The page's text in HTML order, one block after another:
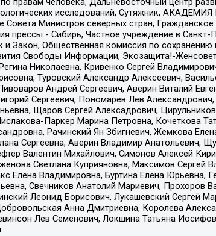
исследований, Сутяжник,
Совета Министров северных стран,
прессы - Сибирь, Частное учреждение в
Закон, Общественная комиссия по
Свободы Информации, Экозащита!-
Николаевна, Кривенко Сергей
Туровский Александр Алексеевич,
Андрей Сергеевич, Аверин Виталий
Сергеевич, Пономарев Лев
Щаров Сергей Алексадрович,
Паркер Марина Петровна, Кочеткова
Рачинский Ян Збигневич, Жемкова
Сергеевна, Аверин Владимир Анатольевич,
Валентин Михайлович, Симонов Алексей
Светлана Куприяновна, Максимов Сергей
Елена Владимировна, Буртина Елена
Свечников Анатолий Мариевич, Прохоров
Леонид Борисович, Лукашевский Сергей
Анна Дмитриевна, Королева
Лев Семенович, Локшина Татьяна